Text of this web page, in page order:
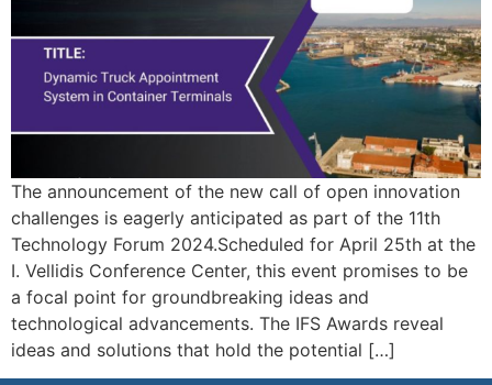
The announcement of the new call of open innovation
challenges is eagerly anticipated as part of the 11th
Technology Forum 2024.Scheduled for April 25th at the
I. Vellidis Conference Center, this event promises to be
a focal point for groundbreaking ideas and
technological advancements. The IFS Awards reveal
ideas and solutions that hold the potential […]